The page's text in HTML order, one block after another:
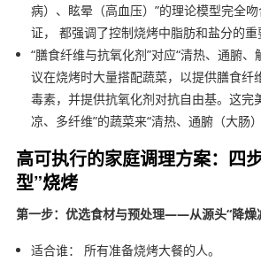
病）、眩晕（高血压）”的理论模型完全
证， 都强调了控制烧烤中脂肪和盐分的重
“膳食纤维与抗氧化剂”对应“清热、通腑
议在烧烤时大量搭配蔬菜，以提供膳食纤
毒素，并提供抗氧化剂对抗自由基。这完
凉、多纤维”的蔬菜来“清热、通腑（大肠
高可执行的家庭调理方案：四
型”烧烤
第一步：优选食材与预处理——从源头“降燥
适合谁： 所有准备烧烤大餐的人。